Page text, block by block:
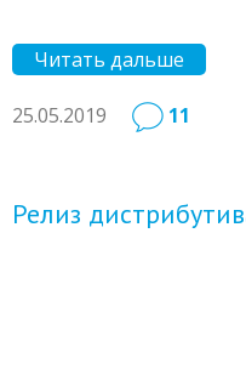
Читать дальше
25.05.2019 11
Релиз